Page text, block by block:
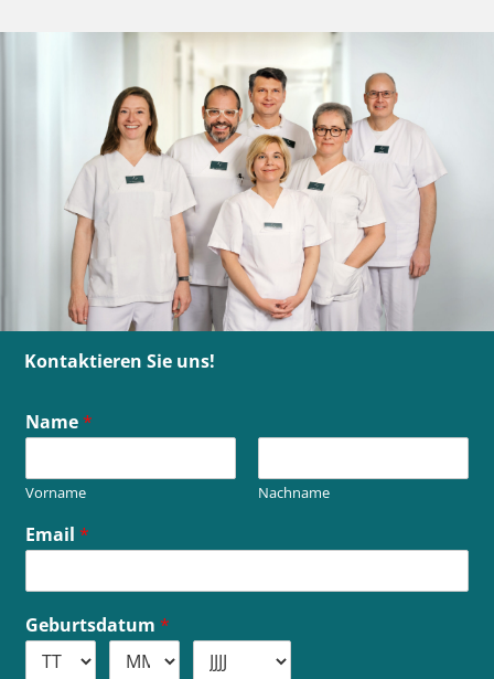
Kontaktieren Sie uns!
Name*
Vorname Nachname
Email*
Geburtsdatum*